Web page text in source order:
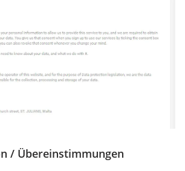
/ Übereinstimmungen